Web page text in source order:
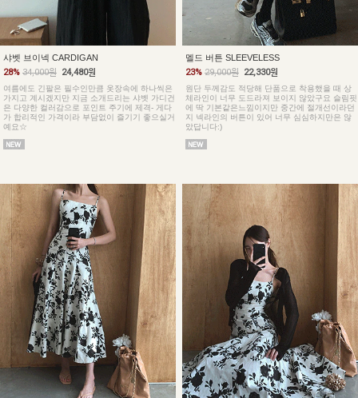
샤벳 브이넥 CARDIGAN
28% 34,000원 24,480원
여름에도 긴팔은 필수인만큼 옷장속에 하나씩은
가지고 계시겠지만 지금 소개드리는 샤벳 가디건
은 다양한 컬러감으로 포인트 주기에 제격- 게다
가 합리적인 가격이라 부담없이 즐기기 좋으실거
예요☆
멜드 버튼 SLEEVELESS
23% 29,000원 22,330원
원단 두께감도 적당해 단품으로 착용했을 때 상
체라인이 너무 도드라져 보이지 않았구요 슬림핏
에 딱 기본같은느낌이지만 중간에 절개선이라던
지 넥라인의 버튼이 있어 너무 심심하지만은 않
았답니다:)